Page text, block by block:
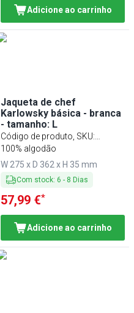
Adicione ao carrinho
Jaqueta de chef
Karlowsky básica - branca
- tamanho: L
Código de produto, SKU:
KJBLK2W
100% algodão
W 275 x D 362 x H 35 mm
Com stock: 6 - 8 Dias
57,99 €*
Adicione ao carrinho